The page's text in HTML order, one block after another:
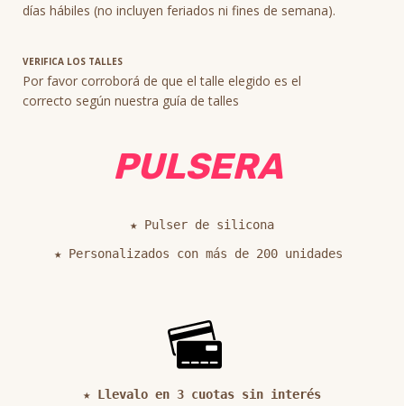
días hábiles (no incluyen feriados ni fines de semana).
VERIFICA LOS TALLES
Por favor corroborá de que el talle elegido es el
correcto según nuestra guía de talles
PULSERA
★ Pulser de silicona
★ Personalizados con más de 200 unidades
★ Llevalo en 3 cuotas sin interés